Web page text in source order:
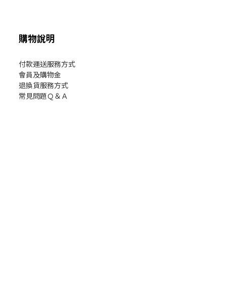
購物說明
付款運送服務方式
會員及購物金
退換貨服務方式
常見問題Ｑ＆Ａ